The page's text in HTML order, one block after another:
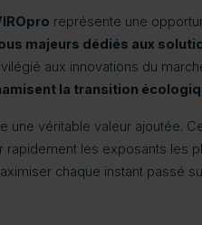
représente une
majeurs dédiés aux
aux innovations du
la transition
une véritable valeur ajoutée.
rapidement les exposants les
chaque instant passé